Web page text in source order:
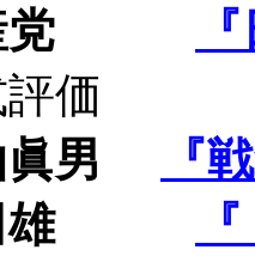
価
男
『
雄